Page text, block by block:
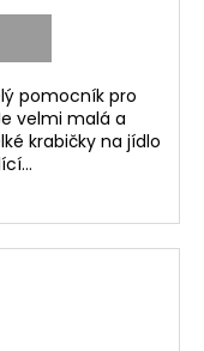
pomocník pro
velmi malá a
krabičky na jídlo